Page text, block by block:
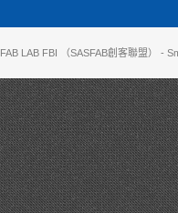
FAB LAB FBI （SASFAB創客聯盟） -